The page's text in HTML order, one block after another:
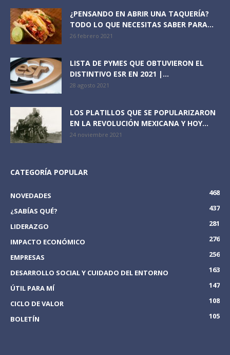
¿PENSANDO EN ABRIR UNA TAQUERÍA?
TODO LO QUE NECESITAS SABER PARA...
26 febrero 2021
LISTA DE PYMES QUE OBTUVIERON EL
DISTINTIVO ESR EN 2021 |...
28 agosto 2021
LOS PLATILLOS QUE SE POPULARIZARON
EN LA REVOLUCIÓN MEXICANA Y HOY...
24 noviembre 2021
CATEGORÍA POPULAR
NOVEDADES
468
¿SABÍAS QUÉ?
437
LIDERAZGO
281
IMPACTO ECONÓMICO
276
EMPRESAS
256
DESARROLLO SOCIAL Y CUIDADO DEL ENTORNO
163
ÚTIL PARA MÍ
147
CICLO DE VALOR
108
BOLETÍN
105